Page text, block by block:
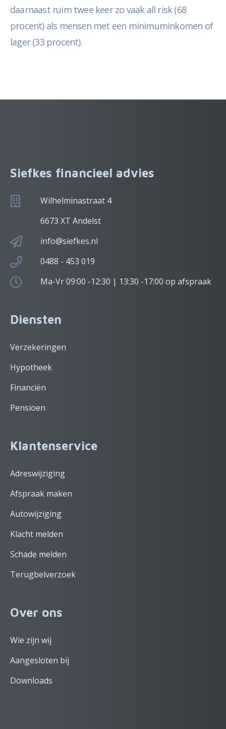
daarnaast ruim twee keer zo vaak all risk (68
procent) als mensen met een minimuminkomen of
lager (33 procent).
Siefkes financieel advies
Wilhelminastraat 4
6673 XT Andelst
info@siefkes.nl
0488 - 453 019
Ma-Vr 09:00 -12:30 | 13:30 -17:00 op afspraak
Diensten
Verzekeringen
Hypotheek
Financiën
Pensioen
Klantenservice
Adreswijziging
Afspraak maken
Autowijziging
Klacht melden
Schade melden
Terugbelverzoek
Over ons
Wie zijn wij
Aangesloten bij
Downloads